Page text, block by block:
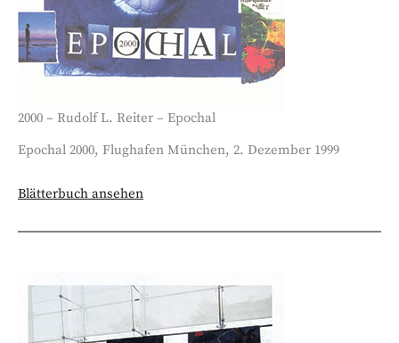
2000 – Rudolf L. Reiter – Epochal
Epochal 2000, Flughafen München, 2. Dezember 1999
Blätterbuch ansehen